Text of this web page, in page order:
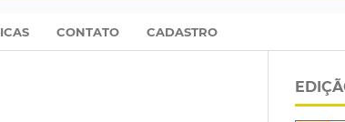
CONTATO CADASTRO